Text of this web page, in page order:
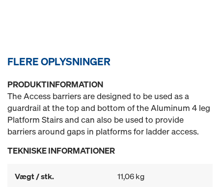
FLERE OPLYSNINGER
PRODUKTINFORMATION
The Access barriers are designed to be used as a
guardrail at the top and bottom of the Aluminum 4 leg
Platform Stairs and can also be used to provide
barriers around gaps in platforms for ladder access.
TEKNISKE INFORMATIONER
Vægt / stk. 11,06 kg